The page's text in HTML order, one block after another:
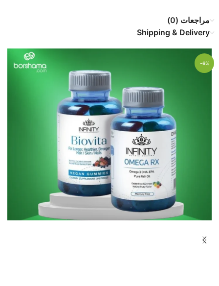
مراجعات (0)
Shipping & Delivery
-6%